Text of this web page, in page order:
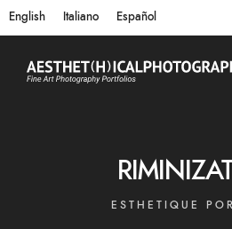
English Italiano Español
ESTHETIQUE